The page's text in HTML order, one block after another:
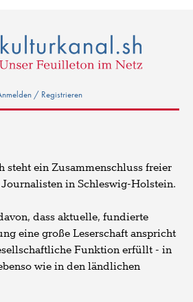
/ Registrieren
ein Zusammenschluss freier
in Schleswig-Holstein.
dass aktuelle, fundierte
eine große Leserschaft anspricht
Funktion erfüllt - in
wie in den ländlichen